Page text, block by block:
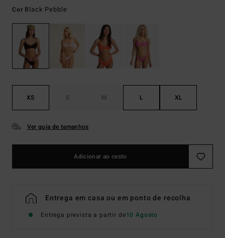
Cor Black Pebble
XS S M L XL
Ver guia de tamanhos
Adicionar ao cesto
Entrega em casa ou em ponto de recolha
Entrega prevista a partir de10 Agosto